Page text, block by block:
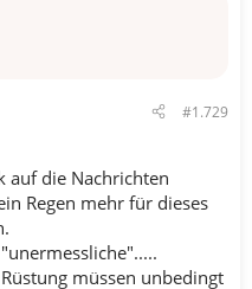
#1.729
auf die Nachrichten
Regen mehr für dieses
müssen unbedingt